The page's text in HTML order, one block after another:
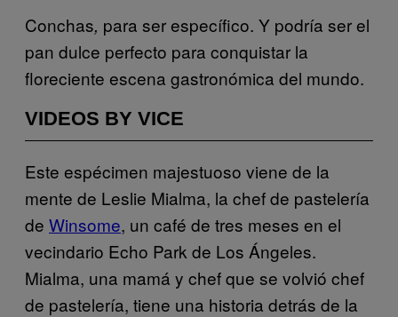
Conchas, para ser específico. Y podría ser el
pan dulce perfecto para conquistar la
floreciente escena gastronómica del mundo.
VIDEOS BY VICE
Este espécimen majestuoso viene de la
mente de Leslie Mialma, la chef de pastelería
de Winsome, un café de tres meses en el
vecindario Echo Park de Los Ángeles.
Mialma, una mamá y chef que se volvió chef
de pastelería, tiene una historia detrás de la